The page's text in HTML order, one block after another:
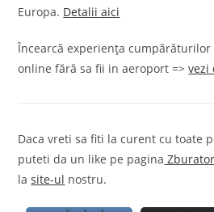
Europa. Detalii aici
Încearcă experiența cumpărăturilor
online fără sa fii in aeroport =>vezi
Daca vreti sa fiti la curent cu toate
puteti da un like pe pagina
lasite-ul nostru.